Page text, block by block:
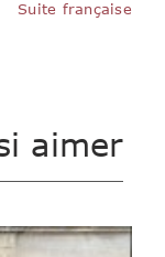
Suite française
aimer